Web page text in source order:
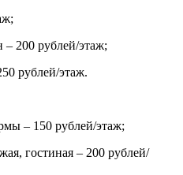
200 рублей/этаж;
рублей/этаж.
– 150 рублей/этаж;
гостиная – 200 рублей/